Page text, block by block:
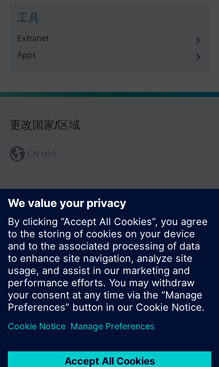
工具
Extranet
Apps
更改国家/区域
CN (zh)